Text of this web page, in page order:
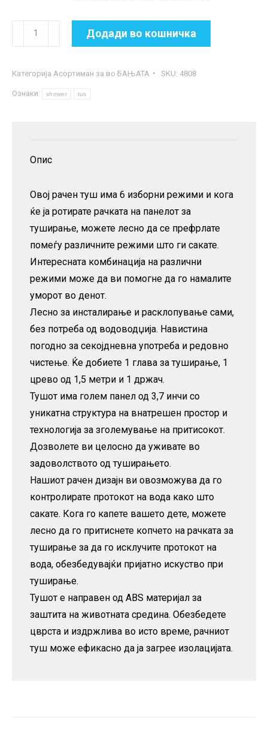
рачка
6
режими
Додади во кошничка
Категорија Асортиман за во БАЊАТА SKU: 4808
Ознаки: shower tus
Опис
Овој рачен туш има 6 изборни режими и кога
ќе ја ротирате рачката на панелот за
туширање, можете лесно да се префрлате
помеѓу различните режими што ги сакате.
Интересната комбинација на различни
режими може да ви помогне да го намалите
уморот во денот.
Лесно за инсталирање и расклопување сами,
без потреба од водоводџија. Навистина
погодно за секојдневна употреба и редовно
чистење. Ќе добиете 1 глава за туширање, 1
црево од 1,5 метри и 1 држач.
Тушот има голем панел од 3,7 инчи со
уникатна структура на внатрешен простор и
технологија за зголемување на притисокот.
Дозволете ви целосно да уживате во
задоволството од туширањето.
Нашиот рачен дизајн ви овозможува да го
контролирате протокот на вода како што
сакате. Кога го капете вашето дете, можете
лесно да го притиснете копчето на рачката за
туширање за да го исклучите протокот на
вода, обезбедувајќи пријатно искуство при
туширање.
Тушот е направен од ABS материјал за
заштита на животната средина. Обезбедете
цврста и издржлива во исто време, рачниот
туш може ефикасно да ја загрее изолацијата.